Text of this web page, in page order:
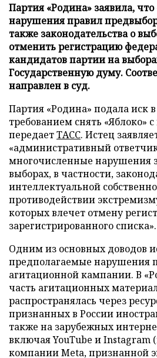
Партия «Родина» заявила,
нарушения правил
также законодательства о
отменить регистрацию
кандидатов партии на
Государственную думу.
направлен в суд.
Партия «Родина» подала иск
требованием снять «Яблоко»
передаетТАСС. Истец
«административный
многочисленные нарушения
выборах, в частности,
интеллектуальной
противодействии
которых влечет отмену
зарегистрированного списка».
Одним из основных доводов
предполагаемые нарушения
агитационной кампании. В
часть агитационных
распространялась через
признанных в России
также на зарубежных
включая YouTube и
компании Meta, признанной